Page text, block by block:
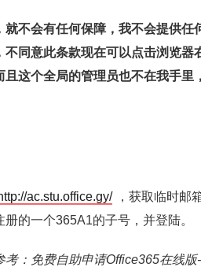
就不会有任何保障，我不会提供
不同意此条款现在可以点击浏览
且这个全局的管理员也不在我手
ac.stu.office.gy/ ，获取临时邮
册的一个365A1的子号，并登陆。
考：免费自助申请Office365在线